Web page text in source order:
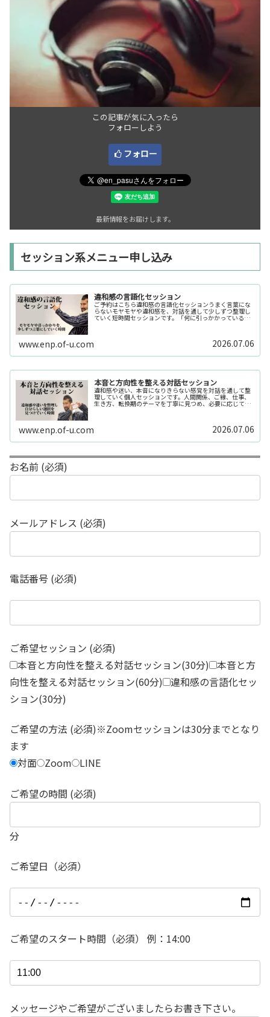
この記事が気に入ったら
フォローしよう
フォロー
最新情報をお届けします。
セッション系メニュー申し込み
違和感の言語化セッション
ご予約はこちら違和感の言語化セッションうまく言葉にな
らないモヤモヤや違和感を、対話を通して少しずつ整理し
ていく短時間セッションです。「何に引っかかっているの
か分からない」「今の自分の状態を整理したい」そんな時
www.enp.of-u.com 2026.07.06
本音と方向性を整える対話セッション
違和感や迷い、本音になりきらない感覚を対話を通して整
理していく個人セッションです。人間関係、ご縁、仕事、
生き方、転換期のテーマを丁寧に見つめ、必要に応じてカ
www.enp.of-u.com 2026.07.06
お名前 (必須)
メールアドレス (必須)
電話番号 (必須)
ご希望セッション (必須)
本音と方向性を整える対話セッション(30分) 本音と方
向性を整える対話セッション(60分) 違和感の言語化セッ
ション(30分)
ご希望の方法 (必須)※Zoomセッションは30分までとなり
ます
対面 Zoom LINE
ご希望の時間 (必須)
分
ご希望日（必須）
ご希望のスタート時間（必須） 例：14:00
メッセージやご希望がございましたらお書き下さい。